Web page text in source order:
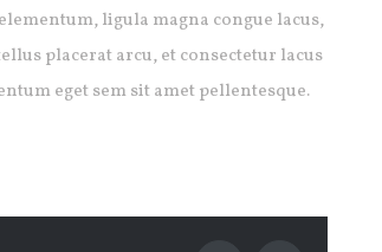
ligula magna congue lacus,
placerat arcu, et consectetur lacus
eget sem sit amet pellentesque.